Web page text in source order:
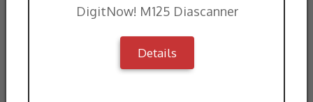
DigitNow! M125 Diascanner
Details